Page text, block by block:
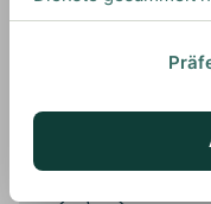
UNSERE EMPFEHLUNGEN
DRINKS MIT